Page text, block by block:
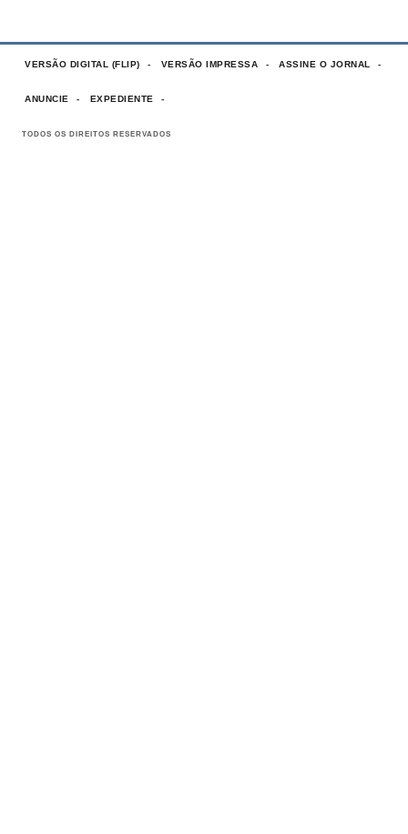
VERSÃO DIGITAL (FLIP) VERSÃO IMPRESSA ASSINE O JORNAL
ANUNCIE EXPEDIENTE
TODOS OS DIREITOS RESERVADOS